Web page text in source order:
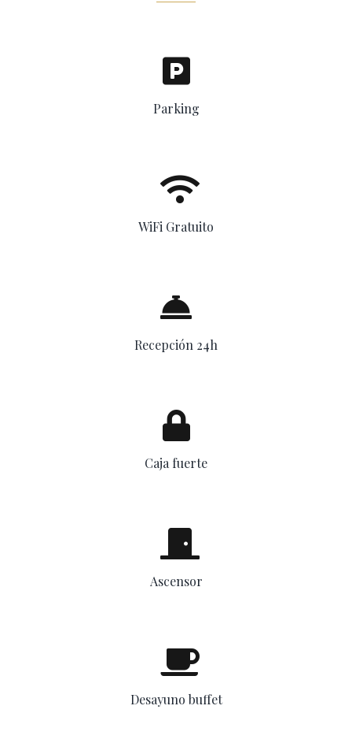
Parking
WiFi Gratuito
Recepción 24h
Caja fuerte
Ascensor
Desayuno buffet